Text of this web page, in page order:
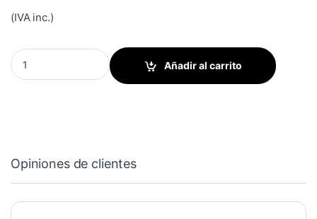
(IVA inc.)
Freno del rodillo mojador 30mm diámetro quantity
Añadir al carrito
Opiniones de clientes